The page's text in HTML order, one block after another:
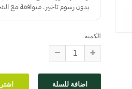
الكمية: